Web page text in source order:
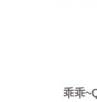
乖乖